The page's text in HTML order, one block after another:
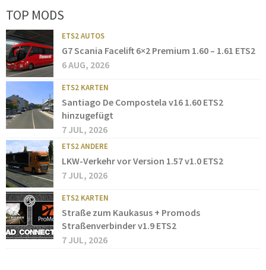
TOP MODS
ETS2 AUTOS
G7 Scania Facelift 6×2 Premium 1.60 – 1.61 ETS2
6 AUG, 2026
ETS2 KARTEN
Santiago De Compostela v16 1.60 ETS2
hinzugefügt
7 JUL, 2026
ETS2 ANDERE
LKW-Verkehr vor Version 1.57 v1.0 ETS2
7 JUL, 2026
ETS2 KARTEN
Straße zum Kaukasus + Promods
Straßenverbinder v1.9 ETS2
7 JUL, 2026